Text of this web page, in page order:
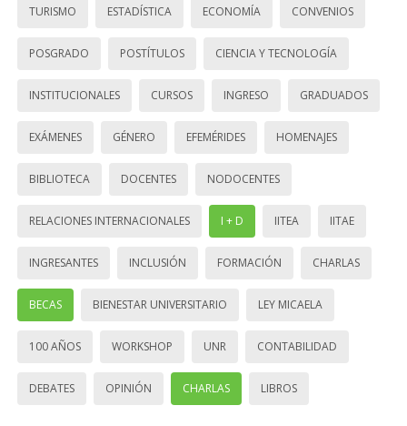
TURISMO ESTADÍSTICA ECONOMÍA CONVENIOS
POSGRADO POSTÍTULOS CIENCIA Y TECNOLOGÍA
INSTITUCIONALES CURSOS INGRESO GRADUADOS
EXÁMENES GÉNERO EFEMÉRIDES HOMENAJES
BIBLIOTECA DOCENTES NODOCENTES
RELACIONES INTERNACIONALES I + D IITEA IITAE
INGRESANTES INCLUSIÓN FORMACIÓN CHARLAS
BECAS BIENESTAR UNIVERSITARIO LEY MICAELA
100 AÑOS WORKSHOP UNR CONTABILIDAD
DEBATES OPINIÓN CHARLAS LIBROS